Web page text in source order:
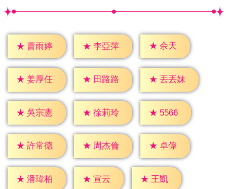
★ 曹雨婷 ★ 李亞萍 ★ 余天
★ 姜厚任 ★ 田路路 ★ 丟丟妹
★ 吳宗憲 ★ 徐莉玲 ★ 5566
★ 許常德 ★ 周杰倫 ★ 卓偉
★ 潘瑋柏 ★ 宣云 ★ 王凱